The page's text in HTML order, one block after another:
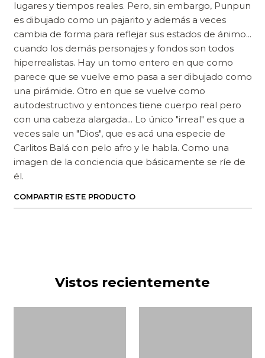
lugares y tiempos reales. Pero, sin embargo, Punpun
es dibujado como un pajarito y además a veces
cambia de forma para reflejar sus estados de ánimo...
cuando los demás personajes y fondos son todos
hiperrealistas. Hay un tomo entero en que como
parece que se vuelve emo pasa a ser dibujado como
una pirámide. Otro en que se vuelve como
autodestructivo y entonces tiene cuerpo real pero
con una cabeza alargada... Lo único "irreal" es que a
veces sale un "Dios", que es acá una especie de
Carlitos Balá con pelo afro y le habla. Como una
imagen de la conciencia que básicamente se ríe de
él.
COMPARTIR ESTE PRODUCTO
Vistos recientemente